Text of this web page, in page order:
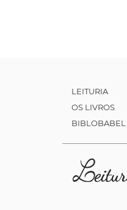
LEITURIA
OS LIVROS
BIBLOBABEL